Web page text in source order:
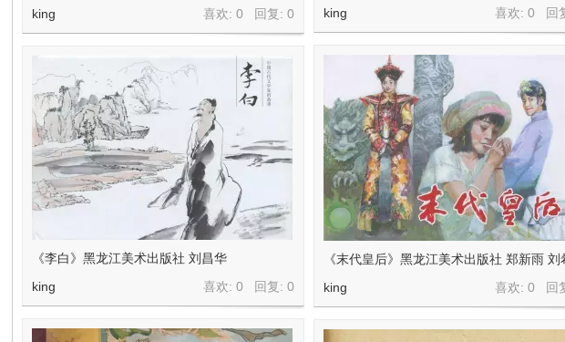
喜欢: 0 回复:0
king
喜欢: 0 回
king
《末代皇后》黑龙江美术出版社 郑新雨 刘
喜欢: 0 回
king
《李白》黑龙江美术出版社 刘昌华
喜欢: 0 回复:0
king